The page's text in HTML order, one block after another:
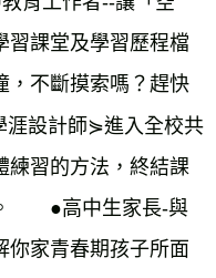
習課堂及學習歷程檔
，不斷摸索嗎？趕快
涯設計師⋟進入全校共
練習的方法，終結課
　　●高中生家長-與
你家青春期孩子所面